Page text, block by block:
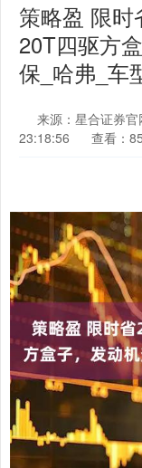
策略盈 限时
20T四驱方
保_哈弗_车
来源：星合证券官
23:18:56
查看：85